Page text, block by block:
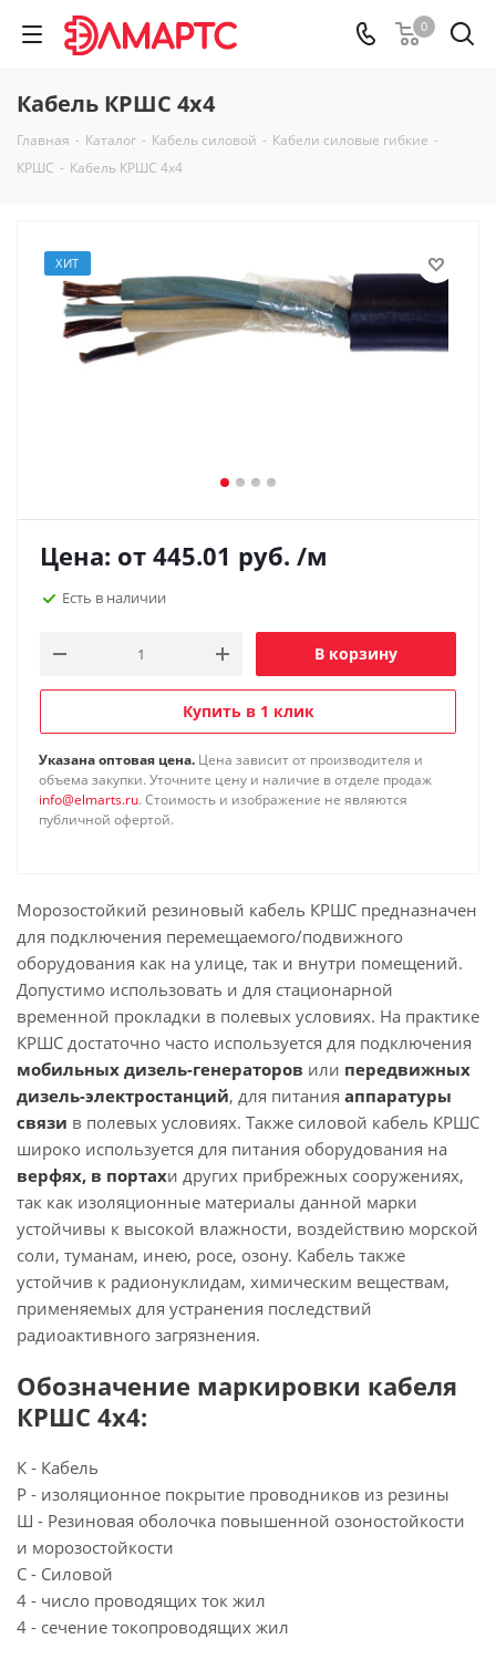
0
Кабель КРШС 4x4
Главная - Каталог - Кабель силовой - Кабели силовые гибкие -
КРШС - Кабель КРШС 4x4
ХИТ
Цена: от 445.01 руб. /м
Есть в наличии
В корзину
Купить в 1 клик
Указана оптовая цена. Цена зависит от производителя и
объема закупки. Уточните цену и наличие в отделе продаж
info@elmarts.ru. Стоимость и изображение не являются
публичной офертой.
Морозостойкий резиновый кабель КРШС предназначен
для подключения перемещаемого/подвижного
оборудования как на улице, так и внутри помещений.
Допустимо использовать и для стационарной
временной прокладки в полевых условиях. На практике
КРШС достаточно часто используется для подключения
мобильных дизель-генераторов или передвижных
дизель-электростанций, для питания аппаратуры
связи в полевых условиях. Также силовой кабель КРШС
широко используется для питания оборудования на
верфях, в портахи других прибрежных сооружениях,
так как изоляционные материалы данной марки
устойчивы к высокой влажности, воздействию морской
соли, туманам, инею, росе, озону. Кабель также
устойчив к радионуклидам, химическим веществам,
применяемых для устранения последствий
радиоактивного загрязнения.
Обозначение маркировки кабеля
КРШС 4x4:
К - Кабель
Р - изоляционное покрытие проводников из резины
Ш - Резиновая оболочка повышенной озоностойкости
и морозостойкости
С - Силовой
4 - число проводящих ток жил
4 - сечение токопроводящих жил